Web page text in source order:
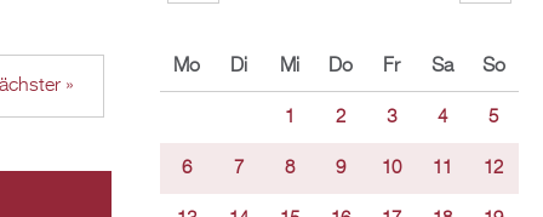
»
Mo Di Mi Do Fr Sa So
1 2 3 4 5
6 7 8 9 10 11 12